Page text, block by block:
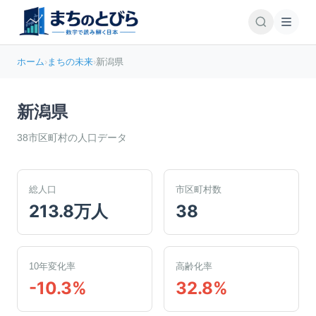
ホーム›まちの未来›新潟県
新潟県
38市区町村の人口データ
総人口
213.8万人
市区町村数
38
10年変化率
-10.3%
高齢化率
32.8%